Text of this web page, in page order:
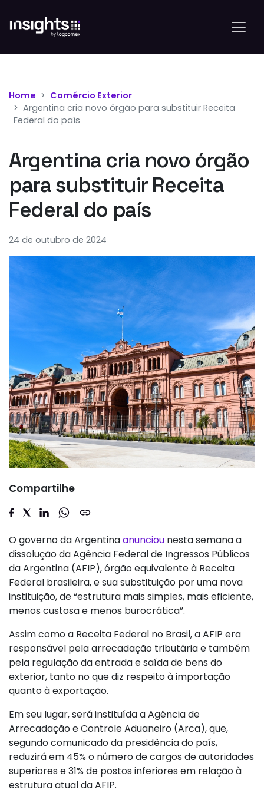
Home
Comércio Exterior
Argentina cria novo órgão para substituir Receita
Federal do país
Argentina cria novo órgão
para substituir Receita
Federal do país
24 de outubro de 2024
Compartilhe
O governo da Argentinaanunciou nesta semana a
dissolução da Agência Federal de Ingressos Públicos
da Argentina (AFIP), órgão equivalente à Receita
Federal brasileira, e sua substituição por uma nova
instituição, de “estrutura mais simples, mais eficiente,
menos custosa e menos burocrática”.
Assim como a Receita Federal no Brasil, a AFIP era
responsável pela arrecadação tributária e também
pela regulação da entrada e saída de bens do
exterior, tanto no que diz respeito à importação
quanto à exportação.
Em seu lugar, será instituída a Agência de
Arrecadação e Controle Aduaneiro (Arca), que,
segundo comunicado da presidência do país,
reduzirá em 45% o número de cargos de autoridades
superiores e 31% de postos inferiores em relação à
estrutura atual da AFIP.